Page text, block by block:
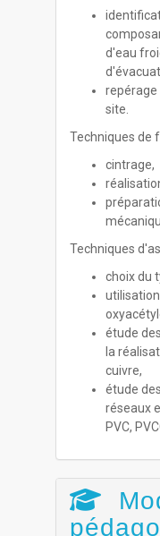
d'eau
repérage
site.
Techniques de
cintrage,
Techniques
choix du
étude
la
cuivre,
étude
réseaux
PVC,